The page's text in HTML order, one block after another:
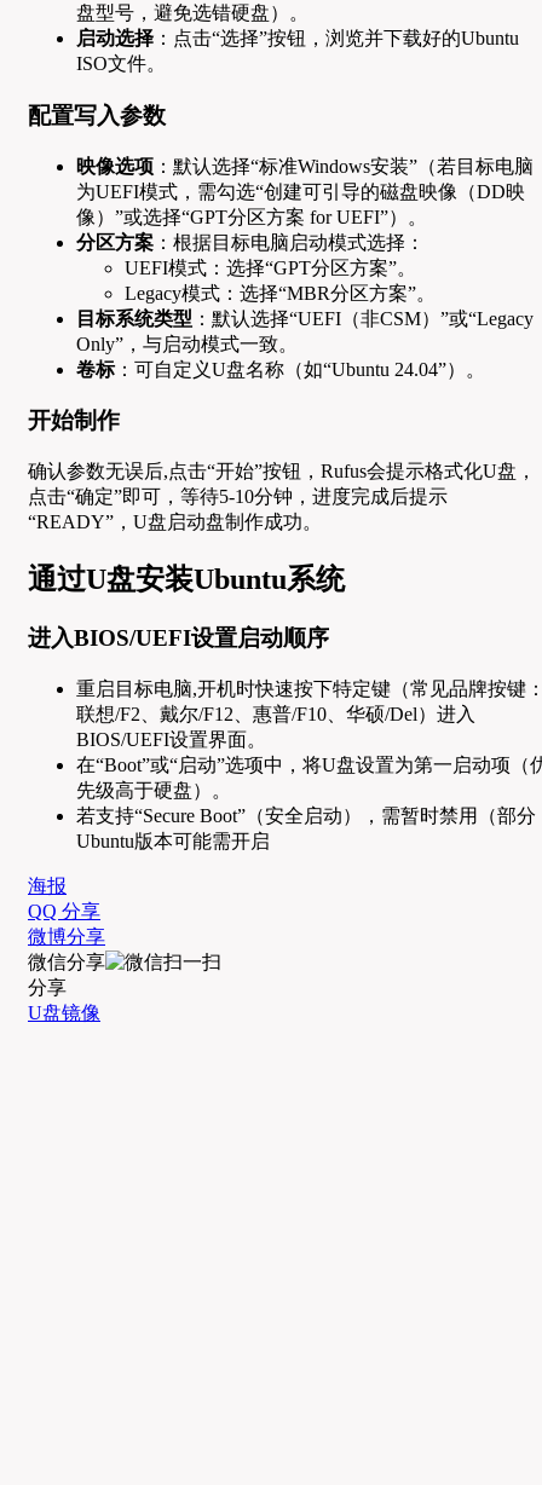
盘型号，避免选错硬盘）。
启动选择 ：点击“选择”按钮，浏览并下载好的Ubuntu
ISO文件。
配置写入参数
映像选项 ：默认选择“标准Windows安装”（若目标电脑
为UEFI模式，需勾选“创建可引导的磁盘映像（DD映
像）”或选择“GPT分区方案 for UEFI”）。
分区方案 ：根据目标电脑启动模式选择：
UEFI模式：选择“GPT分区方案”。
Legacy模式：选择“MBR分区方案”。
目标系统类型 ：默认选择“UEFI（非CSM）”或“Legacy
Only”，与启动模式一致。
卷标：可自定义U盘名称（如“Ubuntu 24.04”）。
开始制作
确认参数无误后,点击“开始”按钮，Rufus会提示格式化U盘，
点击“确定”即可，等待5-10分钟，进度完成后提示
“READY”，U盘启动盘制作成功。
通过U盘安装Ubuntu系统
进入BIOS/UEFI设置启动顺序
重启目标电脑,开机时快速按下特定键（常见品牌按键
联想/F2、戴尔/F12、惠普/F10、华硕/Del）进入
BIOS/UEFI设置界面。
在“Boot”或“启动”选项中，将U盘设置为第一启动项（
先级高于硬盘）。
若支持“Secure Boot”（安全启动），需暂时禁用（部分
Ubuntu版本可能需开启
海报
QQ 分享
微博分享
微信分享
分享
U盘镜像